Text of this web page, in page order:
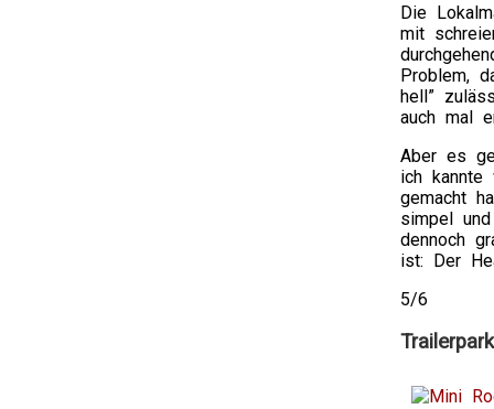
Die
mit
Problem,
hell”
auch mal
Aber es
ich kannte
gemacht
simpel
dennoch
ist: Der
5/6
Trailerpark